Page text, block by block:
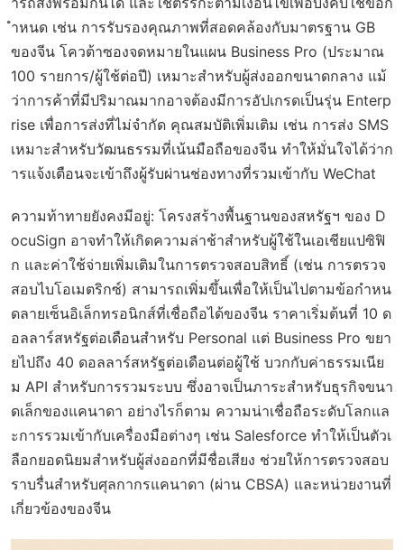
ำหนด เช่น การรับรองคุณภาพที่สอดคล้องกับมาตรฐาน GB
ของจีน โควต้าซองจดหมายในแผน Business Pro (ประมาณ
100 รายการ/ผู้ใช้ต่อปี) เหมาะสำหรับผู้ส่งออกขนาดกลาง แม้
ว่าการค้าที่มีปริมาณมากอาจต้องมีการอัปเกรดเป็นรุ่น Enterp
rise เพื่อการส่งที่ไม่จำกัด คุณสมบัติเพิ่มเติม เช่น การส่ง SMS
เหมาะสำหรับวัฒนธรรมที่เน้นมือถือของจีน ทำให้มั่นใจได้ว่าก
ารแจ้งเตือนจะเข้าถึงผู้รับผ่านช่องทางที่รวมเข้ากับ WeChat
ความท้าทายยังคงมีอยู่: โครงสร้างพื้นฐานของสหรัฐฯ ของ D
ocuSign อาจทำให้เกิดความล่าช้าสำหรับผู้ใช้ในเอเชียแปซิฟิ
ก และค่าใช้จ่ายเพิ่มเติมในการตรวจสอบสิทธิ์ (เช่น การตรวจ
สอบไบโอเมตริกซ์) สามารถเพิ่มขึ้นเพื่อให้เป็นไปตามข้อกำหน
ดลายเซ็นอิเล็กทรอนิกส์ที่เชื่อถือได้ของจีน ราคาเริ่มต้นที่ 10 ด
อลลาร์สหรัฐต่อเดือนสำหรับ Personal แต่ Business Pro ขยา
ยไปถึง 40 ดอลลาร์สหรัฐต่อเดือนต่อผู้ใช้ บวกกับค่าธรรมเนีย
ม API สำหรับการรวมระบบ ซึ่งอาจเป็นภาระสำหรับธุรกิจขนา
ดเล็กของแคนาดา อย่างไรก็ตาม ความน่าเชื่อถือระดับโลกแล
ะการรวมเข้ากับเครื่องมือต่างๆ เช่น Salesforce ทำให้เป็นตัวเ
ลือกยอดนิยมสำหรับผู้ส่งออกที่มีชื่อเสียง ช่วยให้การตรวจสอบ
ราบรื่นสำหรับศุลกากรแคนาดา (ผ่าน CBSA) และหน่วยงานที่
เกี่ยวข้องของจีน